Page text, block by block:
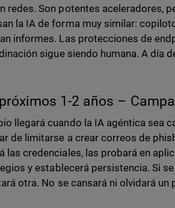
redes. Son potentes aceleradores,
la IA de forma muy similar:
informes. Las protecciones de
sigue siendo humana. A día
1-2 años –
llegará cuando la IA agéntica sea
de limitarse a crear correos de
las credenciales, las probará en
y establecerá persistencia. Si
otra. No se cansará ni olvidará un